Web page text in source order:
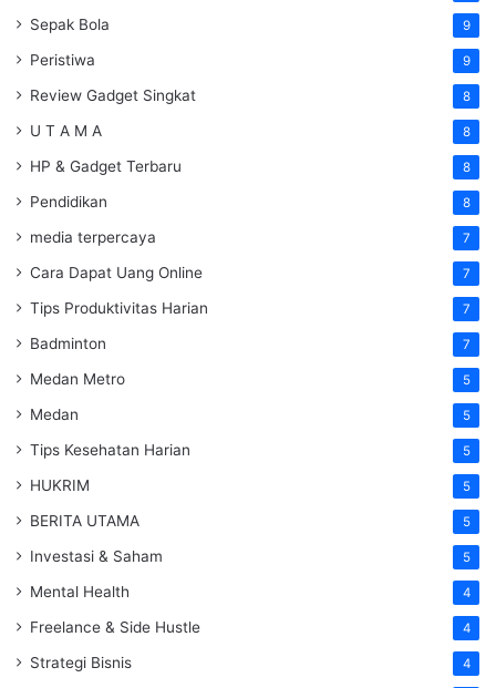
Sepak Bola 9
Peristiwa 9
Review Gadget Singkat 8
U T A M A 8
HP & Gadget Terbaru 8
Pendidikan 8
media terpercaya 7
Cara Dapat Uang Online 7
Tips Produktivitas Harian 7
Badminton 7
Medan Metro 5
Medan 5
Tips Kesehatan Harian 5
HUKRIM 5
BERITA UTAMA 5
Investasi & Saham 5
Mental Health 4
Freelance & Side Hustle 4
Strategi Bisnis 4